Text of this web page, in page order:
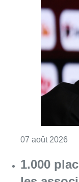
07 août 2026
1.000